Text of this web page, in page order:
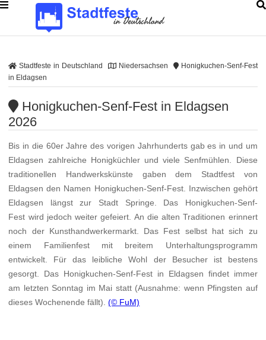
Stadtfeste in Deutschland Niedersachsen
Honigkuchen-Senf-Fest
in Eldagsen
Honigkuchen-Senf-Fest in Eldagsen
2026
Bis in die 60er Jahre des vorigen Jahrhunderts gab es in und um
Eldagsen zahlreiche Honigküchler und viele Senfmühlen. Diese
traditionellen Handwerkskünste gaben dem Stadtfest von
Eldagsen den Namen Honigkuchen-Senf-Fest. Inzwischen gehört
Eldagsen längst zur Stadt Springe. Das Honigkuchen-Senf-
Fest wird jedoch weiter gefeiert. An die alten Traditionen erinnert
noch der Kunsthandwerkermarkt. Das Fest selbst hat sich zu
einem Familienfest mit breitem Unterhaltungsprogramm
entwickelt. Für das leibliche Wohl der Besucher ist bestens
gesorgt. Das Honigkuchen-Senf-Fest in Eldagsen findet immer
am letzten Sonntag im Mai statt (Ausnahme: wenn Pfingsten auf
dieses Wochenende fällt).(© FuM)